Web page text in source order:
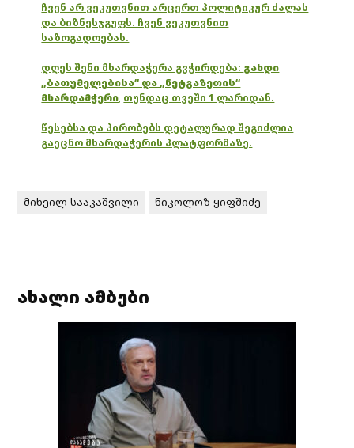
ჩვენ არ ვეკუთვნით არცერთ პოლიტიკურ ძალას
და ბიზნესჯგუფს. ჩვენ ვეკუთვნით
საზოგადოებას.
დღეს შენი მხარდაჭერა გვჭირდება: გახდი
„ბათუმელებისა“ და „ნეტგაზეთის“
მხარდამჭერი, თუნდაც თვეში 1 ლარიდან.
წესებსა და პირობებს დეტალურად შეგიძლია
გაეცნო მხარდაჭერის პლატფორმაზე.
მიხეილ სააკაშვილი ნიკოლოზ ყიფშიძე
ახალი ამბები